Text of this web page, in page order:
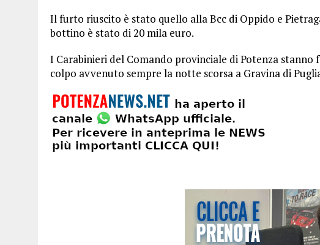
Il furto riuscito è stato quello alla Bcc di Oppido e
bottino è stato di 20 mila euro.
I Carabinieri del Comando provinciale di Potenza
colpo avvenuto sempre la notte scorsa a Gravina di